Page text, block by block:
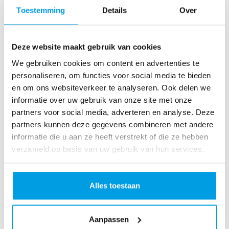
Toestemming Details Over
Deze website maakt gebruik van cookies
We gebruiken cookies om content en advertenties te
personaliseren, om functies voor social media te bieden
en om ons websiteverkeer te analyseren. Ook delen we
informatie over uw gebruik van onze site met onze
partners voor social media, adverteren en analyse. Deze
partners kunnen deze gegevens combineren met andere
informatie die u aan ze heeft verstrekt of die ze hebben
verzameld op basis van uw gebruik van hun services.
Alles toestaan
Aanpassen
as
R
u
n
L
o
ve
Li
fe
R
n
S
n
fo